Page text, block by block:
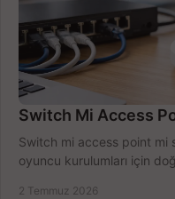
Switch Mi Access
Switch mi access point mi
oyuncu kurulumları için
2 Temmuz 2026